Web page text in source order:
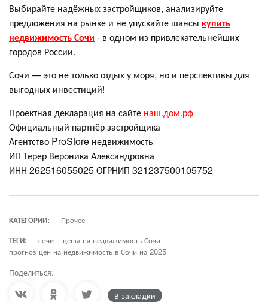
Выбирайте надёжных застройщиков, анализируйте
предложения на рынке и не упускайте шансы купить
недвижимость Сочи - в одном из привлекательнейших
городов России.
Сочи — это не только отдых у моря, но и перспективы для
выгодных инвестиций!
Проектная декларация на сайте наш.дом.рф
Официальный партнёр застройщика
Агентство ProStore недвижимость
ИП Терер Вероника Александровна
ИНН 262516055025 ОГРНИП 321237500105752
КАТЕГОРИИ:
Прочее
ТЕГИ:
сочи
цены на недвижимость Сочи
прогноз цен на недвижимость в Сочи на 2025
Поделиться:
В закладки